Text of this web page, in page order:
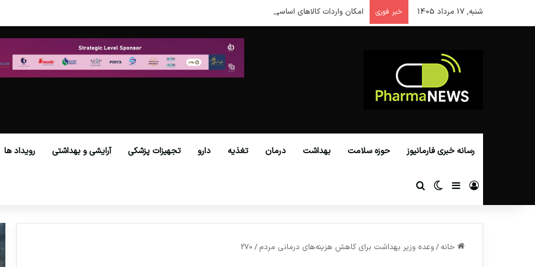
شنبه, 17 مرداد 1405 خبر فوری امکان واردات کالاهای اساسی از گمرکات همه استان‌ها فراهم شد.
رسانه خبری فارمانیوز حوزه سلامت بهداشت درمان تغذیه دارو تجهیزات پزشکی آرایشی و بهداشتی رویداد ها
ورود سایدبارتغییر پوسته
خانه /وعده وزیر بهداشت برای کاهش هزینه‌های درمانی مردم /
270